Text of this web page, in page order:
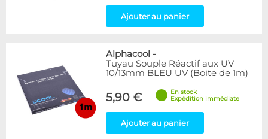
Ajouter au panier
Alphacool -
Tuyau Souple Réactif aux UV
10/13mm BLEU UV (Boite de 1m)
5,90 €
En stock
Expédition immédiate
Ajouter au panier